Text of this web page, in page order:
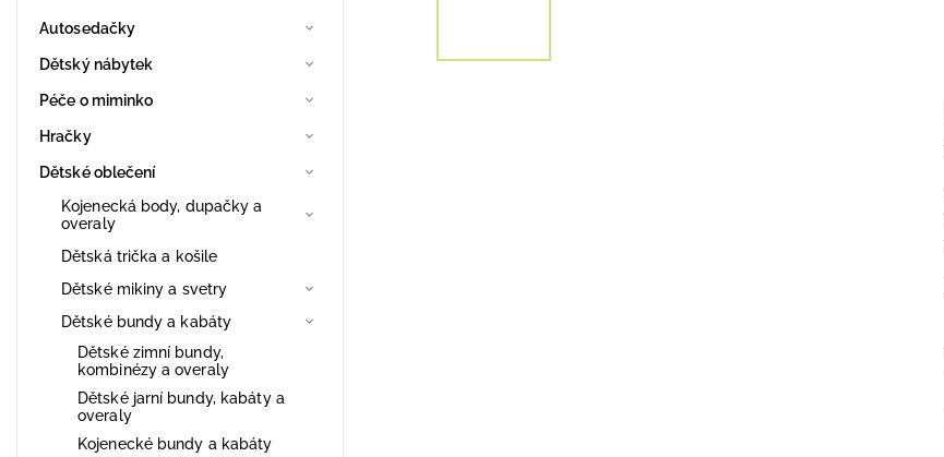
Autosedačky
Dětský nábytek
Péče o miminko
Hračky
Dětské oblečení
Kojenecká body, dupačky a
overaly
Dětská trička a košile
Dětské mikiny a svetry
Dětské bundy a kabáty
Dětské zimní bundy,
kombinézy a overaly
Dětské jarní bundy, kabáty a
overaly
Kojenecké bundy a kabáty